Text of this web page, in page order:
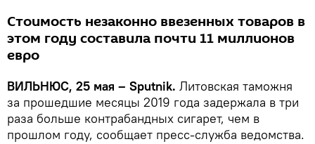
Стоимость незаконно ввезенных товаров в
этом году составила почти 11 миллионов
евро
ВИЛЬНЮС, 25 мая – Sputnik. Литовская таможня
за прошедшие месяцы 2019 года задержала в три
раза больше контрабандных сигарет, чем в
прошлом году, сообщает пресс-служба ведомства.